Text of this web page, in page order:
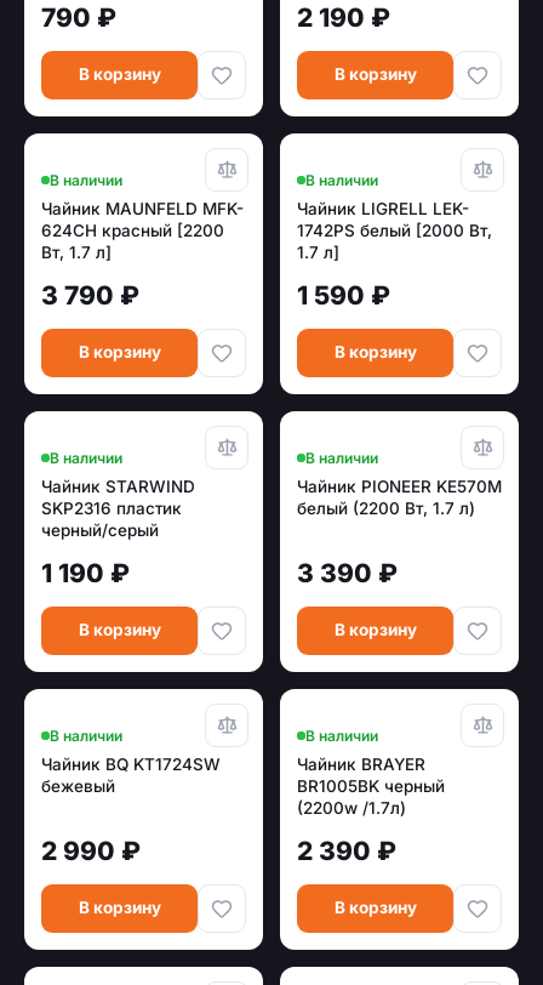
790 ₽
В корзину
2 190 ₽
В корзину
В наличии
Чайник MAUNFELD MFK-
624CH красный [2200
Вт, 1.7 л]
3 790 ₽
В корзину
В наличии
Чайник LIGRELL LEK-
1742PS белый [2000 Вт,
1.7 л]
1 590 ₽
В корзину
В наличии
Чайник STARWIND
SKP2316 пластик
черный/серый
1 190 ₽
В корзину
В наличии
Чайник PIONEER KE570M
белый (2200 Вт, 1.7 л)
3 390 ₽
В корзину
В наличии
Чайник BQ KT1724SW
бежевый
2 990 ₽
В корзину
В наличии
Чайник BRAYER
BR1005BK черный
(2200w /1.7л)
2 390 ₽
В корзину